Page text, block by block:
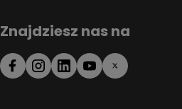
Znajdziesz nas na